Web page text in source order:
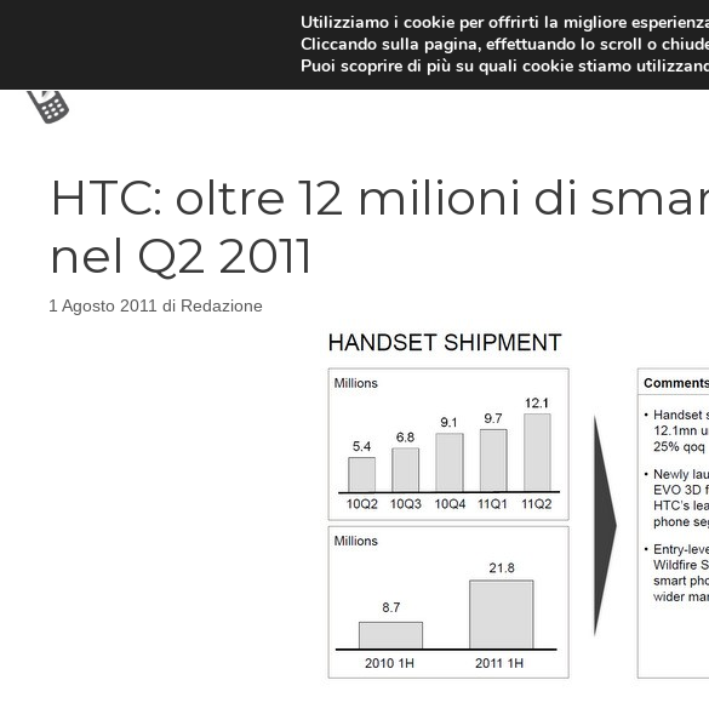
HTC: oltre 12 milioni di
nel Q2 2011
1 Agosto 2011 di Redazione
Utilizziamo i cookie per offrirti la migliore
Cliccando sulla pagina, effettuando lo scroll o
Puoi scoprire di più su quali cookie stiamo